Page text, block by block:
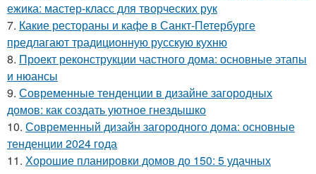
ежика: мастер-класс для творческих рук
7. Какие рестораны и кафе в Санкт-Петербурге
предлагают традиционную русскую кухню
8. Проект реконструкции частного дома: основные этапы
и нюансы
9. Современные тенденции в дизайне загородных
домов: как создать уютное гнездышко
10. Современный дизайн загородного дома: основные
тенденции 2024 года
11. Хорошие планировки домов до 150: 5 удачных